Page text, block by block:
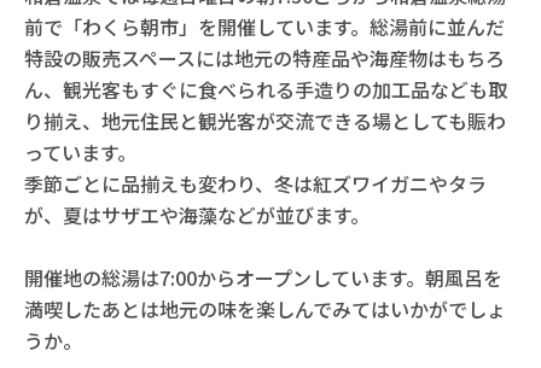
前で「わくら朝市」を開催しています。総湯前に並んだ
特設の販売スペースには地元の特産品や海産物はもちろ
ん、観光客もすぐに食べられる手造りの加工品なども取
り揃え、地元住民と観光客が交流できる場としても賑わ
っています。
季節ごとに品揃えも変わり、冬は紅ズワイガニやタラ
が、夏はサザエや海藻などが並びます。
開催地の総湯は7:00からオープンしています。朝風呂を
満喫したあとは地元の味を楽しんでみてはいかがでしょ
うか。